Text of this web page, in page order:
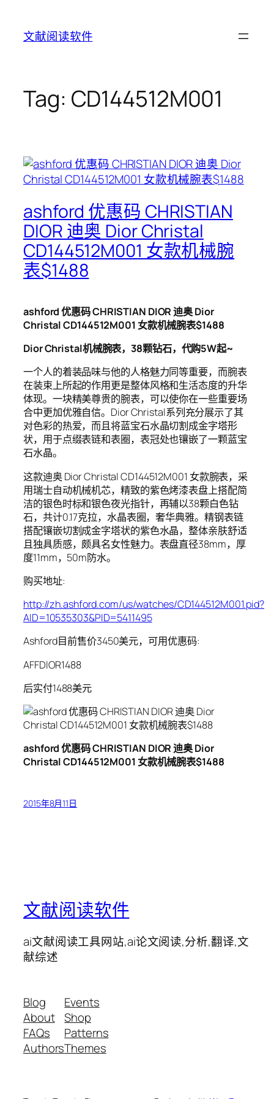
content
文献阅读软件
Tag: CD144512M001
ashford 优惠码 CHRISTIAN
DIOR 迪奥 Dior Christal
CD144512M001 女款机械腕
表$1488
ashford 优惠码 CHRISTIAN DIOR 迪奥 Dior
Christal CD144512M001 女款机械腕表$1488
Dior Christal机械腕表，38颗钻石，代购5W起~
一个人的着装品味与他的人格魅力同等重要，而腕表
在装束上所起的作用更是整体风格和生活态度的升华
体现。一块精美尊贵的腕表，可以使你在一些重要场
合中更加优雅自信。Dior Christal系列充分展示了其
对色彩的热爱，而且将蓝宝石水晶切割成金字塔形
状，用于点缀表链和表圈，表冠处也镶嵌了一颗蓝宝
石水晶。
这款迪奥 Dior Christal CD144512M001 女款腕表，采
用瑞士自动机械机芯，精致的紫色烤漆表盘上搭配简
洁的银色时标和银色夜光指针，再辅以38颗白色钻
石，共计0.17克拉，水晶表圈，奢华典雅。精钢表链
搭配镶嵌切割成金字塔状的紫色水晶，整体亲肤舒适
且独具质感，颇具名女性魅力。表盘直径38mm，厚
度11mm，50m防水。
购买地址:
http://zh.ashford.com/us/watches/CD144512M001.pid?
AID=10535303&PID=5411495
Ashford目前售价3450美元，可用优惠码:
AFFDIOR1488
后实付1488美元
ashford 优惠码 CHRISTIAN DIOR 迪奥 Dior
Christal CD144512M001 女款机械腕表$1488
2015年8月11日
文献阅读软件
ai文献阅读工具网站,ai论文阅读,分析,翻译,文
献综述
Blog
About
FAQs
Authors
Events
Shop
Patterns
Themes